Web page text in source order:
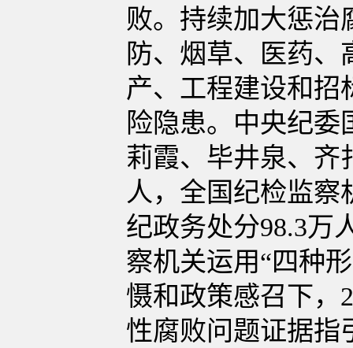
败。持续加大惩治
防、烟草、医药
产、工程建设和招
险隐患。中央纪
莉霞、毕井泉、齐
人，全国纪检监察
纪政务处分98.3万
察机关运用“四种
慑和政策感召下，
性腐败问题证据指